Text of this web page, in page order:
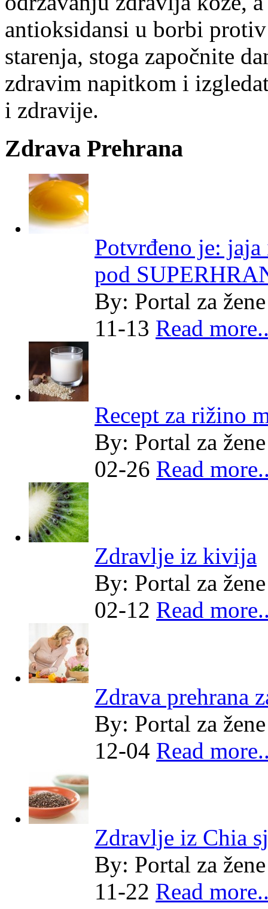
antioksidansi u borbi
starenja, stoga započnite
zdravim napitkom i
i zdravije.
Zdrava Prehrana
Potvrđeno je: jaja
pod
By: Portal za žene
11-13 Read
Recept za rižino
By: Portal za žene
02-26 Read
Zdravlje iz kivija
By: Portal za žene
02-12 Read
Zdrava prehrana
By: Portal za žene
12-04 Read
Zdravlje iz Chia
By: Portal za žene
11-22 Read